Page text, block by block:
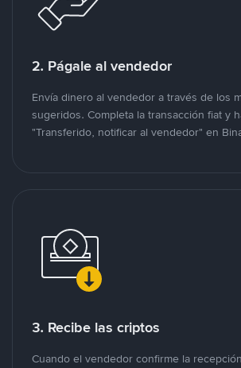
2. Págale al vendedor
Envía dinero al vendedor a través de los
sugeridos. Completa la transacción fiat y
"Transferido, notificar al vendedor" en
3. Recibe las criptos
Cuando el vendedor confirme la